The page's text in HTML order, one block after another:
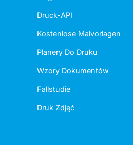
Druck-API
Kostenlose Malvorlagen
Planery Do Druku
Wzory Dokumentów
Fallstudie
Druk Zdjęć